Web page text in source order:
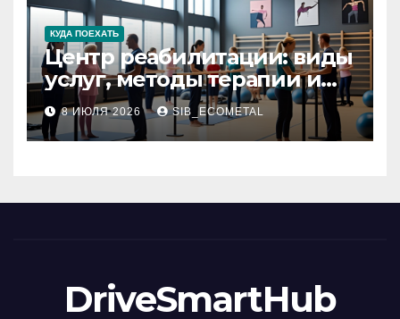
КУДА ПОЕХАТЬ
Центр реабилитации: виды
услуг, методы терапии и
критерии качества
8 ИЮЛЯ 2026 SIB_ECOMETAL
DriveSmartHub